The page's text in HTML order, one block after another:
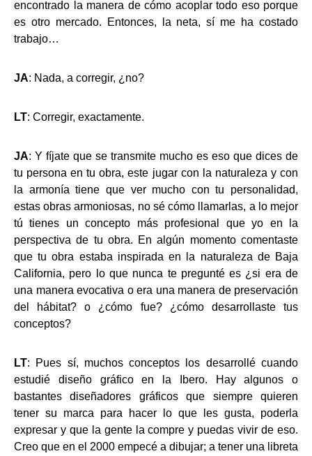
encontrado la manera de cómo acoplar todo eso porque
es otro mercado. Entonces, la neta, sí me ha costado
trabajo…
JA: Nada, a corregir, ¿no?
LT: Corregir, exactamente.
JA: Y fíjate que se transmite mucho es eso que dices de
tu persona en tu obra, este jugar con la naturaleza y con
la armonía tiene que ver mucho con tu personalidad,
estas obras armoniosas, no sé cómo llamarlas, a lo mejor
tú tienes un concepto más profesional que yo en la
perspectiva de tu obra. En algún momento comentaste
que tu obra estaba inspirada en la naturaleza de Baja
California, pero lo que nunca te pregunté es ¿si era de
una manera evocativa o era una manera de preservación
del hábitat? o ¿cómo fue? ¿cómo desarrollaste tus
conceptos?
LT: Pues sí, muchos conceptos los desarrollé cuando
estudié diseño gráfico en la Ibero. Hay algunos o
bastantes diseñadores gráficos que siempre quieren
tener su marca para hacer lo que les gusta, poderla
expresar y que la gente la compre y puedas vivir de eso.
Creo que en el 2000 empecé a dibujar; a tener una libreta